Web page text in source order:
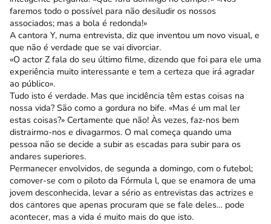
faremos todo o possível para não desiludir os nossos
associados; mas a bola é redonda!»
A cantora Y, numa entrevista, diz que inventou um novo visual, e
que não é verdade que se vai divorciar.
«O actor Z fala do seu último filme, dizendo que foi para ele uma
experiência muito interessante e tem a certeza que irá agradar
ao público».
Tudo isto é verdade. Mas que incidência têm estas coisas na
nossa vida? São como a gordura no bife. «Mas é um mal ler
estas coisas?» Certamente que não! Às vezes, faz-nos bem
distrairmo-nos e divagarmos. O mal começa quando uma
pessoa não se decide a subir as escadas para subir para os
andares superiores.
Permanecer envolvidos, de segunda a domingo, com o futebol;
comover-se com o piloto da Fór­mula l, que se enamora de uma
jovem desconhecida, levar a sério as entrevistas das actrizes e
dos cantores que apenas procuram que se fale deles… pode
acontecer, mas a vida é muito mais do que isto.